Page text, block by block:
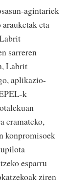
agintariek
eta
sarreren
Labrit
aplikazio-
k
eramateko,
konpromisoek
esparru
ziren